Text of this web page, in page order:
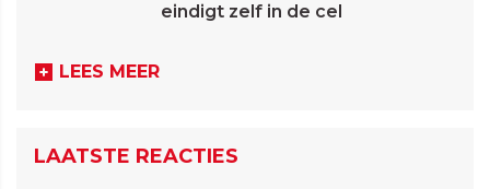
eindigt zelf in de cel
LEES MEER
LAATSTE REACTIES